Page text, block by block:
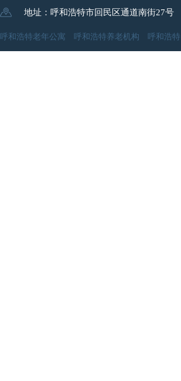
地址：呼和浩特市回民区通道南街27号
呼和浩特老年公寓 呼和浩特养老机构 呼和浩